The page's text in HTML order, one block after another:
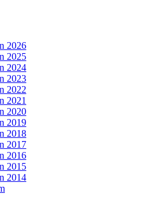
2026
2025
2024
2023
2022
2021
2020
2019
2018
2017
2016
2015
2014